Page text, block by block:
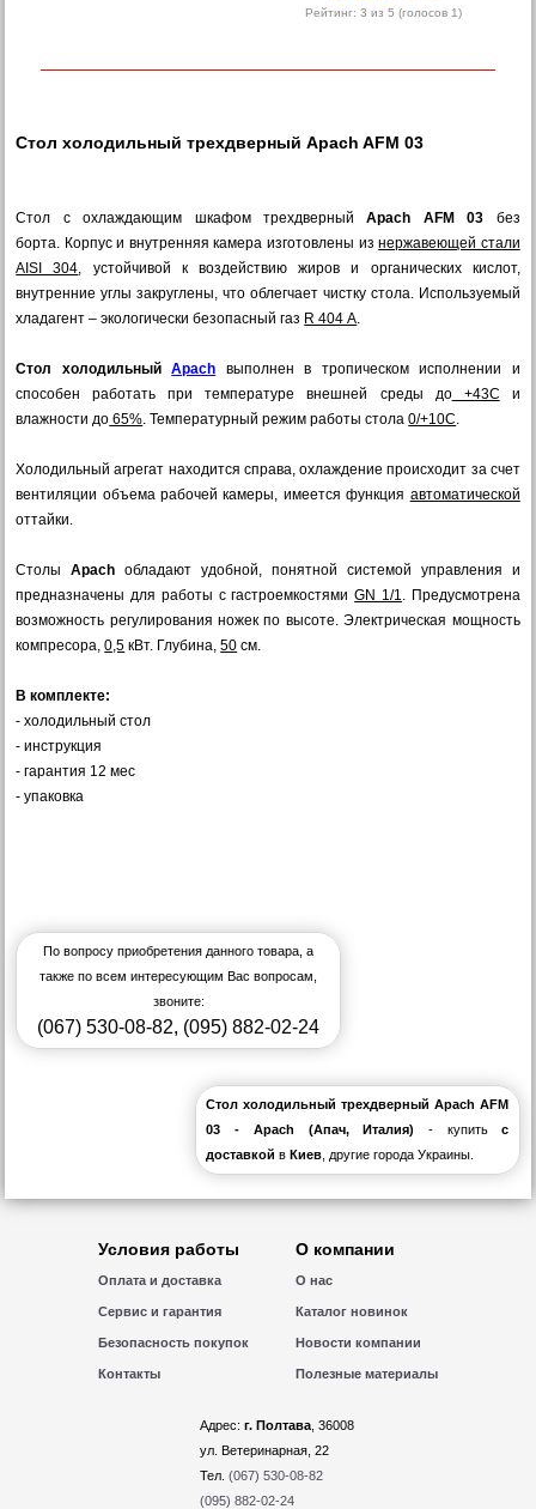
Рейтинг: 3 из 5 (голосов 1)
Стол холодильный трехдверный Apach AFM 03
Стол с охлаждающим шкафом трехдверныйApach AFM 03 без
борта. Корпус и внутренняя камера изготовлены изнержавеющей стали
AISI 304, устойчивой к воздействию жиров и органических кислот,
внутренние углы закруглены, что облегчает чистку стола. Используемый
хладагент – экологически безопасный газ R 404 А.
Стол холодильныйApach выполнен в тропическом исполнении и
способен работать при температуре внешней среды до+43С и
влажности до 65%.Температурный режим работы стола0/+10С.
Холодильный агрегат находится справа, охлаждение происходит за счет
вентиляции объема рабочей камеры, имеется функция автоматической
оттайки.
Столы Apach обладают удобной, понятной системой управления и
предназначены для работы с гастроемкостямиGN 1/1. Предусмотрена
возможность регулирования ножек по высоте.Электрическая мощность
компресора,0,5 кВт. Глубина,50 см.
В комплекте:
- холодильный стол
- инструкция
- гарантия 12 мес
- упаковка
По вопросу приобретения данного товара, а
также по всем интересующим Вас вопросам,
звоните:
(067) 530-08-82, (095) 882-02-24
Стол холодильный трехдверный Apach AFM
03 - Apach (Апач, Италия) - купитьс
доставкой вКиев , другие города Украины.
Условия работы
Оплата и доставка
Сервис и гарантия
Безопасность покупок
Контакты
О компании
О нас
Каталог новинок
Новости компании
Полезные материалы
Адрес: г. Полтава, 36008
ул. Ветеринарная, 22
Тел. (067) 530-08-82
(095) 882-02-24